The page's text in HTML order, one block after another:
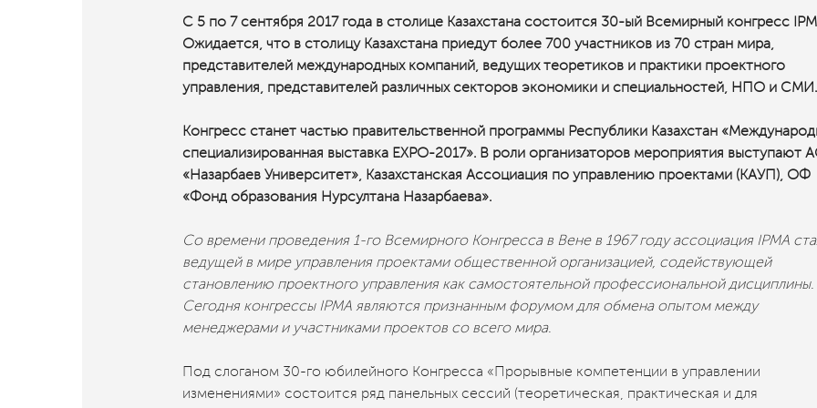
С 5 по 7 сентября 2017 года в столице Казахстана состоится 30-ый Всемирный конгресс
Ожидается, что в столицу Казахстана приедут более 700 участников из 70 стран мира,
представителей международных компаний, ведущих теоретиков и практики проектного
управления, представителей различных секторов экономики и специальностей, НПО и СМИ.
Конгресс станет частью правительственной программы Республики Казахстан
специализированная выставка EXPO-2017». В роли организаторов мероприятия выступают
«Назарбаев Университет», Казахстанская Ассоциация по управлению проектами (КАУП), ОФ
«Фонд образования Нурсултана Назарбаева».
Со времени проведения 1-го Всемирного Конгресса в Вене в 1967 году ассоциация IPMA
ведущей в мире управления проектами общественной организацией, содействующей
становлению проектного управления как самостоятельной профессиональной дисциплины.
Сегодня конгрессы IPMA являются признанным форумом для обмена опытом между
менеджерами и участниками проектов со всего мира.
Под слоганом 30-го юбилейного Конгресса «Прорывные компетенции в управлении
изменениями» состоится ряд панельных сессий (теоретическая, практическая и для